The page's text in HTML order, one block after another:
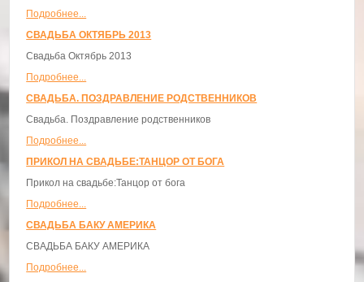
Подробнее...
СВАДЬБА ОКТЯБРЬ 2013
Свадьба Октябрь 2013
Подробнее...
СВАДЬБА. ПОЗДРАВЛЕНИЕ РОДСТВЕННИКОВ
Свадьба. Поздравление родственников
Подробнее...
ПРИКОЛ НА СВАДЬБЕ:ТАНЦОР ОТ БОГА
Прикол на свадьбе:Танцор от бога
Подробнее...
СВАДЬБА БАКУ АМЕРИКА
СВАДЬБА БАКУ АМЕРИКА
Подробнее...